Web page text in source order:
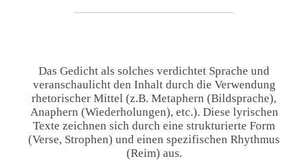
Das Gedicht als solches verdichtet Sprache und
veranschaulicht den Inhalt durch die Verwendung
rhetorischer Mittel (z.B. Metaphern (Bildsprache),
Anaphern (Wiederholungen), etc.). Diese lyrischen
Texte zeichnen sich durch eine strukturierte Form
(Verse, Strophen) und einen spezifischen Rhythmus
(Reim) aus.